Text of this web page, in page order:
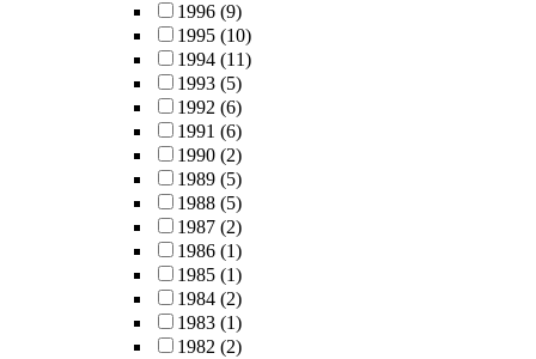
1996 (9)
1995 (10)
1994 (11)
1993 (5)
1992 (6)
1991 (6)
1990 (2)
1989 (5)
1988 (5)
1987 (2)
1986 (1)
1985 (1)
1984 (2)
1983 (1)
1982 (2)